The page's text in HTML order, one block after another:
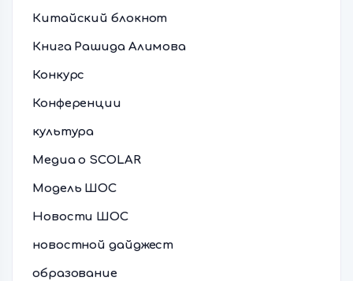
Китайский блокнот
Книга Рашида Алимова
Конкурс
Конференции
культура
Медиа о SCOLAR
Модель ШОС
Новости ШОС
новостной дайджест
образование